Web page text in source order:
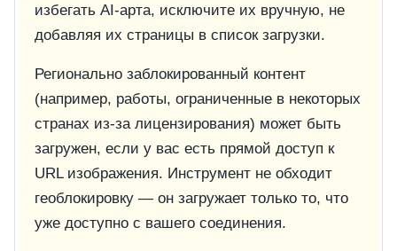
избегать AI-арта, исключите их вручную, не
добавляя их страницы в список загрузки.
Регионально заблокированный контент
(например, работы, ограниченные в некоторых
странах из-за лицензирования) может быть
загружен, если у вас есть прямой доступ к
URL изображения. Инструмент не обходит
геоблокировку — он загружает только то, что
уже доступно с вашего соединения.